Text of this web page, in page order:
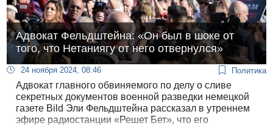
Адвокат Фельдштейна: «Он был в шоке от
того, что Нетаниягу от него отвернулся»
24 ноября 2024, 08:46 Политика
Адвокат главного обвиняемого по делу о сливе
секретных документов военной разведки немецкой
газете Bild Эли Фельдштейна рассказал в утреннем
эфире радиостанции «Решет Бет», что его